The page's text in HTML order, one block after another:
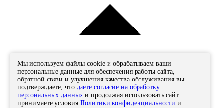
Мы используем файлы cookie и обрабатываем ваши
персональные данные для обеспечения работы сайта,
обратной связи и улучшения качества обслуживания вы
подтверждаете, что даете согласие на обработку
персональных данных и продолжая использовать сайт
принимаете условия Политики конфиденциальности и